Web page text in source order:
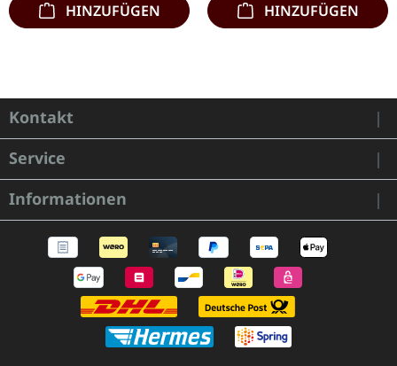
HINZUFÜGEN HINZUFÜGEN
Kontakt
Service
Informationen